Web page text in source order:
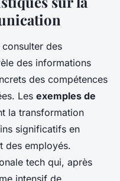
consulter des
des informations
des compétences
Les exemples de
la transformation
significatifs en
des employés.
tech qui, après